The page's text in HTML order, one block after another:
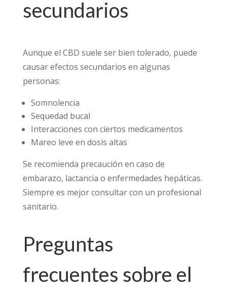
secundarios
Aunque el CBD suele ser bien tolerado, puede
causar efectos secundarios en algunas
personas:
Somnolencia
Sequedad bucal
Interacciones con ciertos medicamentos
Mareo leve en dosis altas
Se recomienda precaución en caso de
embarazo, lactancia o enfermedades hepáticas.
Siempre es mejor consultar con un profesional
sanitario.
Preguntas
frecuentes sobre el